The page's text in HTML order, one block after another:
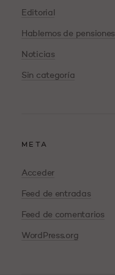
Editorial
Hablemos de pensiones
Noticias
Sin categoría
META
Acceder
Feed de entradas
Feed de comentarios
WordPress.org